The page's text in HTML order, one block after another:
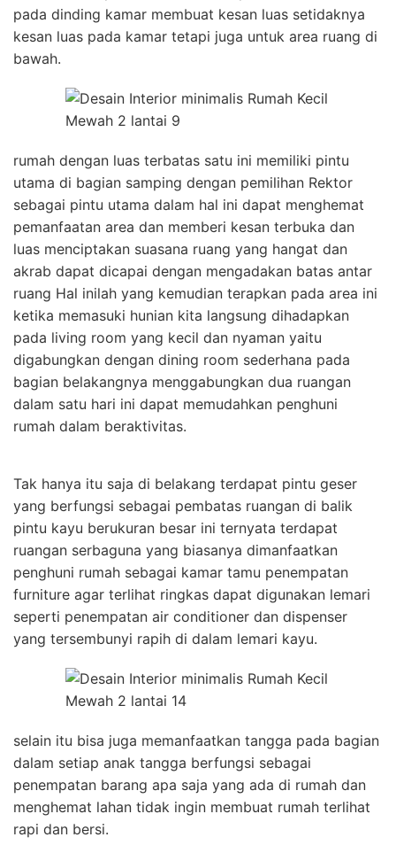
pada dinding kamar membuat kesan luas setidaknya
kesan luas pada kamar tetapi juga untuk area ruang di
bawah.
rumah dengan luas terbatas satu ini memiliki pintu
utama di bagian samping dengan pemilihan Rektor
sebagai pintu utama dalam hal ini dapat menghemat
pemanfaatan area dan memberi kesan terbuka dan
luas menciptakan suasana ruang yang hangat dan
akrab dapat dicapai dengan mengadakan batas antar
ruang Hal inilah yang kemudian terapkan pada area ini
ketika memasuki hunian kita langsung dihadapkan
pada living room yang kecil dan nyaman yaitu
digabungkan dengan dining room sederhana pada
bagian belakangnya menggabungkan dua ruangan
dalam satu hari ini dapat memudahkan penghuni
rumah dalam beraktivitas.
Tak hanya itu saja di belakang terdapat pintu geser
yang berfungsi sebagai pembatas ruangan di balik
pintu kayu berukuran besar ini ternyata terdapat
ruangan serbaguna yang biasanya dimanfaatkan
penghuni rumah sebagai kamar tamu penempatan
furniture agar terlihat ringkas dapat digunakan lemari
seperti penempatan air conditioner dan dispenser
yang tersembunyi rapih di dalam lemari kayu.
selain itu bisa juga memanfaatkan tangga pada bagian
dalam setiap anak tangga berfungsi sebagai
penempatan barang apa saja yang ada di rumah dan
menghemat lahan tidak ingin membuat rumah terlihat
rapi dan bersi.